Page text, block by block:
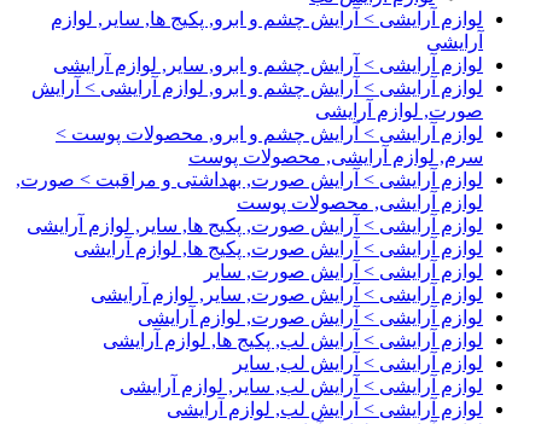
لوازم آرایشی > آرایش چشم و ابرو, پکیج ها, سایر, لوازم
آرایشی
لوازم آرایشی > آرایش چشم و ابرو, سایر, لوازم آرایشی
لوازم آرایشی > آرایش چشم و ابرو, لوازم آرایشی > آرایش
صورت, لوازم آرایشی
لوازم آرایشی > آرایش چشم و ابرو, محصولات پوست >
سرم, لوازم آرایشی, محصولات پوست
لوازم آرایشی > آرایش صورت, بهداشتی و مراقبت > صورت,
لوازم آرایشی, محصولات پوست
لوازم آرایشی > آرایش صورت, پکیج ها, سایر, لوازم آرایشی
لوازم آرایشی > آرایش صورت, پکیج ها, لوازم آرایشی
لوازم آرایشی > آرایش صورت, سایر
لوازم آرایشی > آرایش صورت, سایر, لوازم آرایشی
لوازم آرایشی > آرایش صورت, لوازم آرایشی
لوازم آرایشی > آرایش لب, پکیج ها, لوازم آرایشی
لوازم آرایشی > آرایش لب, سایر
لوازم آرایشی > آرایش لب, سایر, لوازم آرایشی
لوازم آرایشی > آرایش لب, لوازم آرایشی